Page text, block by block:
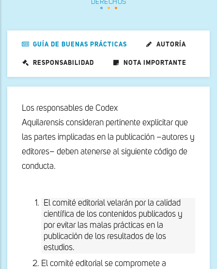
DERECHOS
GUÍA DE BUENAS PRÁCTICAS AUTORÍA
RESPONSABILIDAD NOTA IMPORTANTE
Los responsables de Codex
Aquilarensis consideran pertinente explicitar que
las partes implicadas en la publicación –autores y
editores– deben atenerse al siguiente código de
conducta.
El comité editorial velarán por la calidad
científica de los contenidos publicados y
por evitar las malas prácticas en la
publicación de los resultados de los
estudios.
El comité editorial se compromete a